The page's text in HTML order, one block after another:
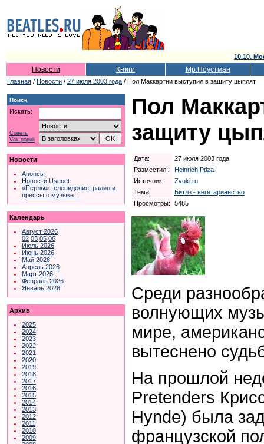
10.10.
Новости Книги Мр.Поустман
Главная / Новости / 27 июля 2003 года / Пол Маккартни выступил в защиту цыплят
Поиск
Искать:
Советы
Vox populi
Новости
Анонсы
Новости Usenet
«Перлы» телевидения, радио и
прессы о музыке…
Календарь
Август 2026
02 03 05 06
Июль 2026
Июнь 2026
Май 2026
Апрель 2026
Март 2026
Февраль 2026
Январь 2026
Архив
2025
2024
2023
2022
2021
2020
2019
2018
2017
2016
2015
2014
2013
2012
2011
2010
2009
Пол
защиту
Дата:
27 июля 2003 года
Разместил:
Heinrich Ptiza
Источник:
Zvuki.ru
Тема:
Битлз - вегетарианство
Просмотры:
5485
Среди
волнующих
мире,
вытеснено
На прошлой
Pretenders
Hynde) была
французской